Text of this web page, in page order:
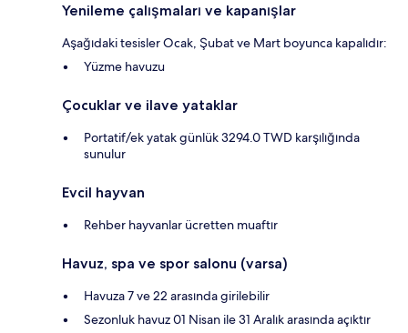
Yenileme çalışmaları ve kapanışlar
Aşağıdaki tesisler Ocak, Şubat ve Mart boyunca kapalıdır:
Yüzme havuzu
Çocuklar ve ilave yataklar
Portatif/ek yatak günlük 3294.0 TWD karşılığında
sunulur
Evcil hayvan
Rehber hayvanlar ücretten muaftır
Havuz, spa ve spor salonu (varsa)
Havuza 7 ve 22 arasında girilebilir
Sezonluk havuz 01 Nisan ile 31 Aralık arasında açıktır